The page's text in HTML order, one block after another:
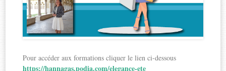
Pour accéder aux formations cliquer le lien ci-dessous
https://hannagas.podia.com/elegance-ete